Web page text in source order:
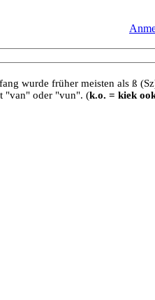
wurde früher meisten als ß
"van" oder "vun". (k.o. = kiek